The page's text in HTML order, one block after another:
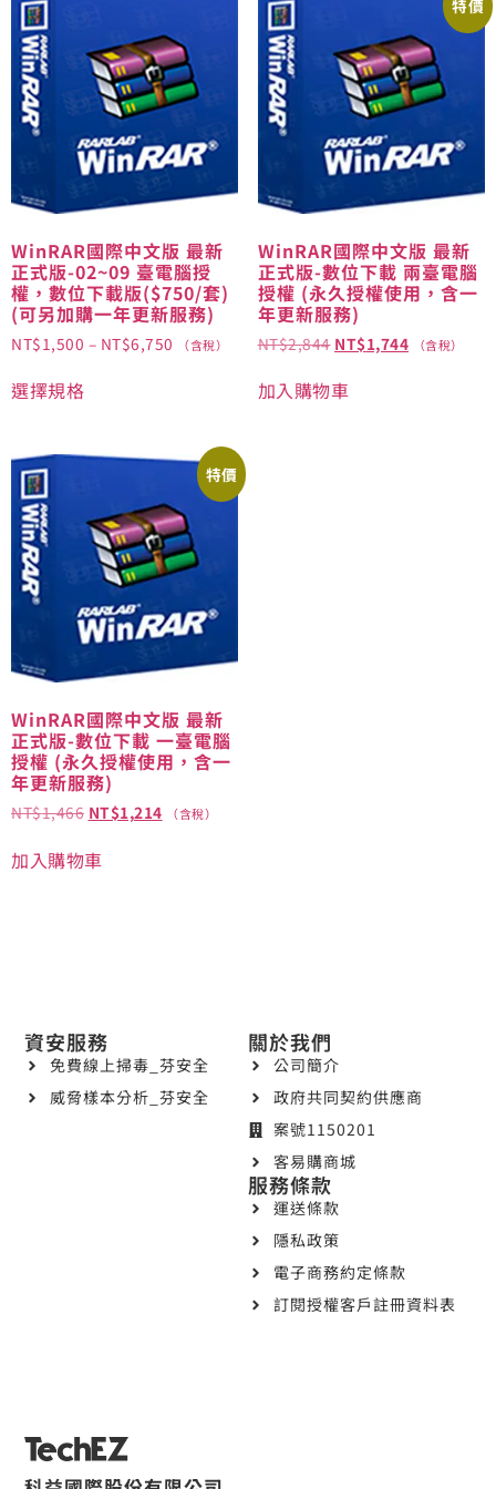
WinRAR國際中文版 最新
正式版-02~09 臺電腦授
權，數位下載版($750/套)
(可另加購一年更新服務)
NT$1,500 – NT$6,750 （含稅）
選擇規格
特價
WinRAR國際中文版 最新
正式版-數位下載 兩臺電腦
授權 (永久授權使用，含一
年更新服務)
NT$2,844 NT$1,744 （含稅）
加入購物車
特價
WinRAR國際中文版 最新
正式版-數位下載 一臺電腦
授權 (永久授權使用，含一
年更新服務)
NT$1,466 NT$1,214 （含稅）
加入購物車
關於我們
公司簡介
政府共同契約供應商
案號1150201
客易購商城
資安服務
免費線上掃毒_芬安全
威脅樣本分析_芬安全
服務條款
運送條款
隱私政策
電子商務約定條款
訂閱授權客戶註冊資料表